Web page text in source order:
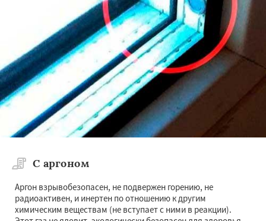
С аргоном
Аргон взрывобезопасен, не подвержен горению, не
радиоактивен, и инертен по отношению к другим
химическим веществам (не вступает с ними в реакции).